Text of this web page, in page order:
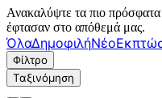
Ανακαλύψτε τα πιο
έφτασαν στο απόθεμά μας.
ΌλαΔημοφιλήΝέο
Φίλτρο
Ταξινόμηση